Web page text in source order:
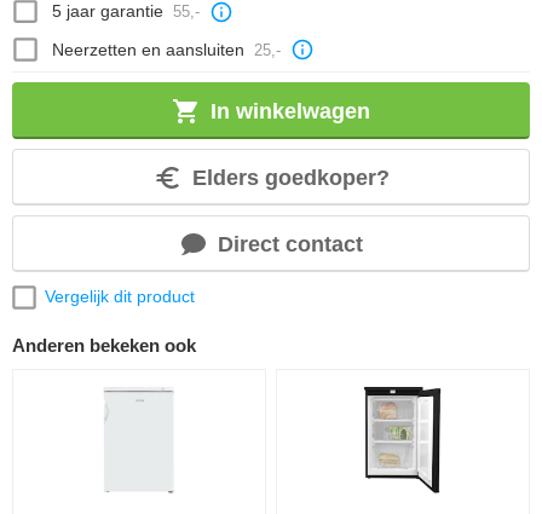
5 jaar garantie 55,-
Neerzetten en aansluiten 25,-
In winkelwagen
Elders goedkoper?
Direct contact
Vergelijk dit product
Anderen bekeken ook